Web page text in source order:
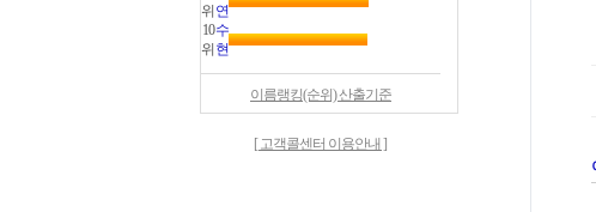
위 연
10
위
수
현
이름랭킹(순위) 산출기준
[ 고객콜센터 이용안내 ]